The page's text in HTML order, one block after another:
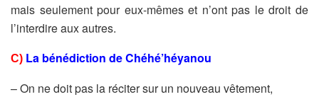
mais seulement pour eux-mêmes et n’ont pas le droit de
l’interdire aux autres.
C) La bénédiction de Chéhé’héyanou
– On ne doit pas la réciter sur un nouveau vêtement,